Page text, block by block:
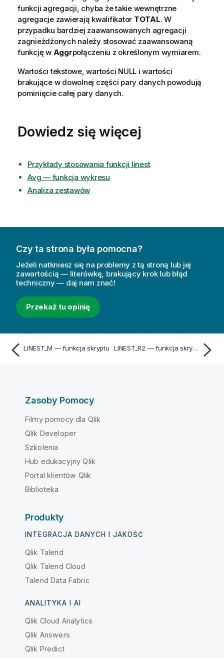
funkcji agregacji, chyba że takie wewnętrzne
agregacje zawierają kwalifikator TOTAL. W
przypadku bardziej zaawansowanych agregacji
zagnieżdżonych należy stosować zaawansowaną
funkcję w Aggrpołączeniu z określonym wymiarem.
Wartości tekstowe, wartości NULL i wartości
brakujące w dowolnej części pary danych powodują
pominięcie całej pary danych.
Dowiedz się więcej
Przykłady stosowania funkcji linest
Avg — funkcja wykresu
Analiza zestawów
Czy ta strona była pomocna?
Jeżeli natkniesz się na problemy z tą stroną lub jej
zawartością — literówkę, brakujący krok lub błąd
techniczny — daj nam znać!
Przekaż tu opinię
LINEST_M — funkcja skryptu LINEST_R2 — funkcja skryptu
Zasoby Pomocy
Filmy pomocy dla Qlik
Qlik Developer
Szkolenia
Hub edukacyjny Qlik
Portal klientów Qlik
Biblioteka
Produkty
INTEGRACJA DANYCH I JAKOŚĆ
Qlik Talend
Qlik Talend Cloud
Talend Data Fabric
ANALITYKA I AI
Qlik Cloud Analytics
Qlik Answers
Qlik Predict